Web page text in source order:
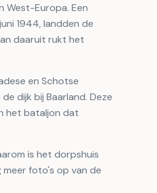
West-Europa. Een
1944, landden de
daaruit rukt het
en Schotse
dijk bij Baarland. Deze
het bataljon dat
is het dorpshuis
meer foto's op van de